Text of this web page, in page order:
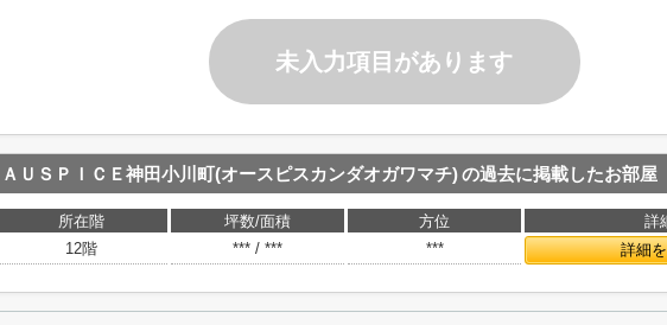
未入力項目があります
ＡＵＳＰＩＣＥ神田小川町(オースピスカンダオガワマチ)の過去に掲載したお部屋
所在階 坪数/面積 方位
詳
12階
*** / *** *** 詳細